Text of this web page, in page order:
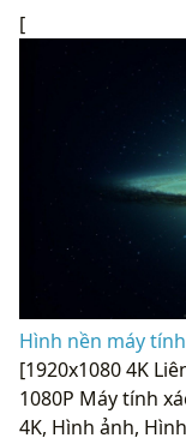
[
Hình nền máy
[1920x1080 4K
1080P Máy tính
4K, Hình ảnh,